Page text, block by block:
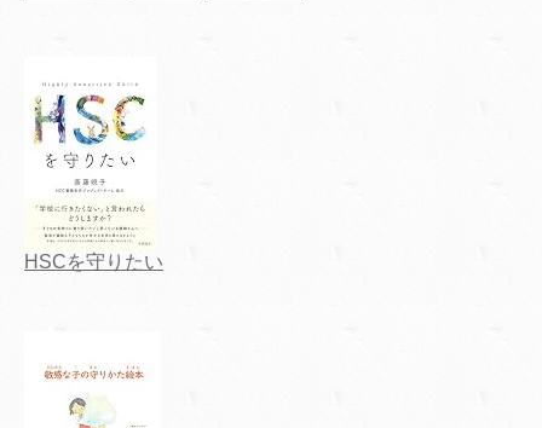
HSCを守りたい